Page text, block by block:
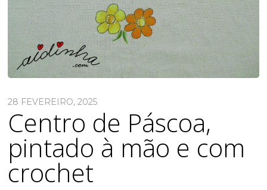
28 FEVEREIRO, 2025
Centro de Páscoa,
pintado à mão e com
crochet